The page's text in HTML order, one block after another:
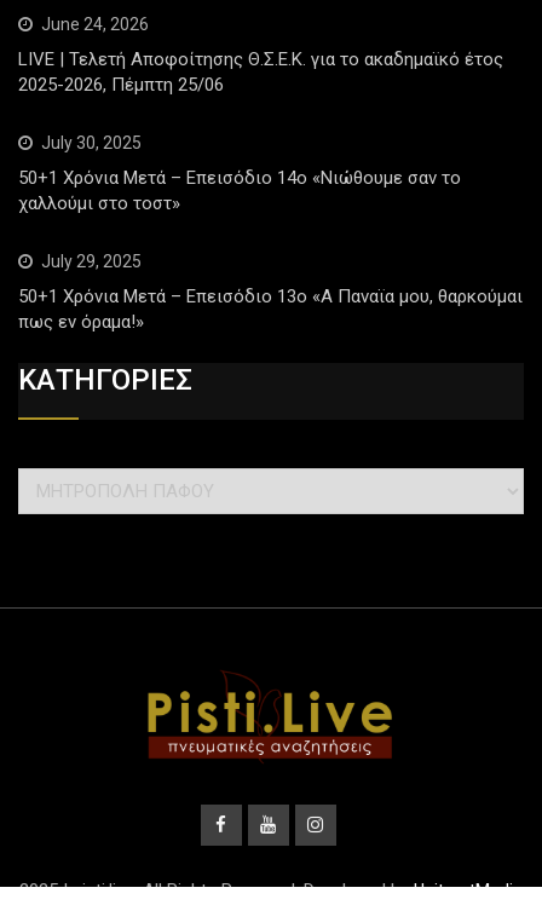
June 24, 2026
LIVE | Τελετή Αποφοίτησης Θ.Σ.Ε.Κ. για το ακαδημαϊκό έτος
2025-2026, Πέμπτη 25/06
July 30, 2025
50+1 Χρόνια Μετά – Επεισόδιο 14ο «Νιώθουμε σαν το
χαλλούμι στο τοστ»
July 29, 2025
50+1 Χρόνια Μετά – Επεισόδιο 13ο «Α Παναϊα μου, θαρκούμαι
πως εν όραμα!»
ΚΑΤΗΓΟΡΙΕΣ
2025 | pisti.live. All Rights Reserved. Developed byUnitrustMedia